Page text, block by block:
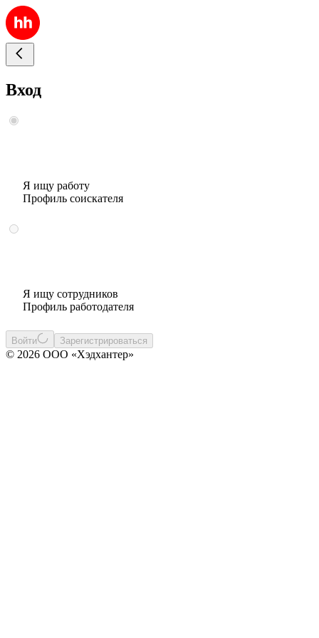
Вход
Я ищу работу
Профиль соискателя
Я ищу сотрудников
Профиль работодателя
Войти Зарегистрироваться
© 2026 ООО «Хэдхантер»